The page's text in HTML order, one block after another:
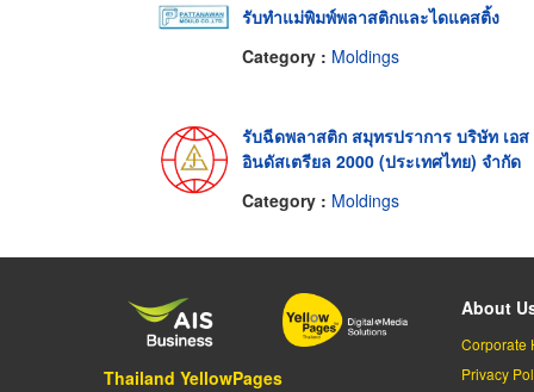
รับทำแม่พิมพ์พลาสติกและไดแคสติ้ง
Category : Moldings
รับฉีดพลาสติก สมุทรปราการ บริษัท เอส
อินดัสเตรียล 2000 (ประเทศไทย) จำกัด
Category : Moldings
Thailand YellowPages
About
Corporate
Privacy